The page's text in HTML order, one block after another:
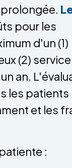
pour les
d'un (1)
(2)
an.
les patients
et les
: